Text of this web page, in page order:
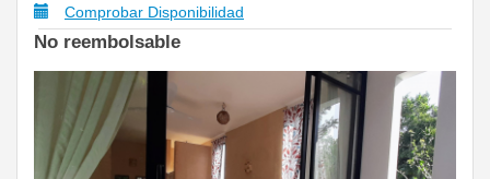
Comprobar Disponibilidad
No reembolsable